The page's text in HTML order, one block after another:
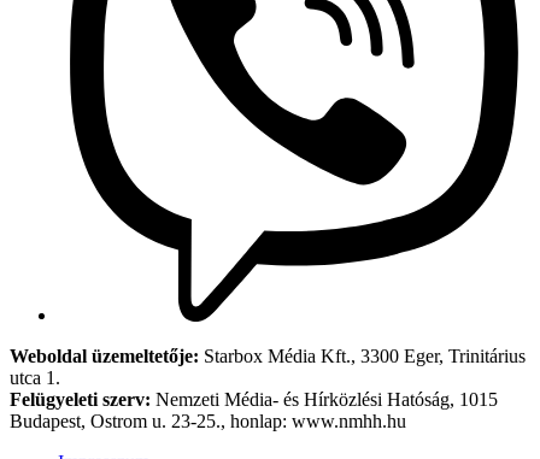
Weboldal üzemeltetője: Starbox Média Kft., 3300 Eger, Trinitárius
utca 1.
Felügyeleti szerv: Nemzeti Média- és Hírközlési Hatóság, 1015
Budapest, Ostrom u. 23-25., honlap: www.nmhh.hu